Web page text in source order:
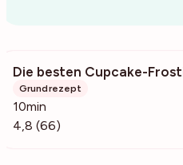
Die besten Cupcake-
Grundrezept
10min
4,8 (66)